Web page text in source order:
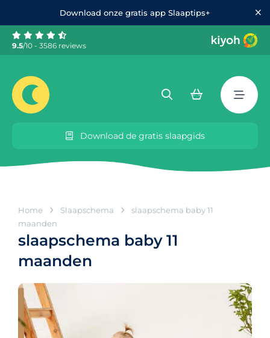
Download onze gratis app Slaaptips+
9.5/10 - 3586 reviews
Download de gratis slaapgids
Home Slaapschema
slaapschema baby 11
maanden
slaapschema baby 11
maanden